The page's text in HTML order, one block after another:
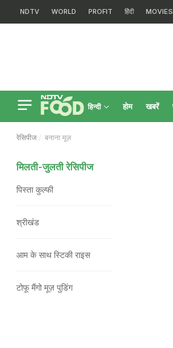
NDTV WORLD PROFIT हिंदी MOVIES
हिन्दी होम खबरें
रेसिपीज बनाना मूज़
मिलती-जुलती रेसिपीज
पिस्ता कुल्फी
श्रीखंड
आम के साथ स्टिकी राइस
टोफू मैंगो मूज़ पुडिंग